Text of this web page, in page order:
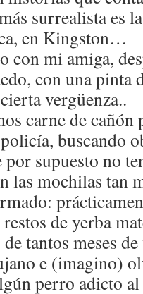
surrealista es
en Kingston…
con mi amiga,
con una pinta
vergüenza..
carne de cañón
buscando
supuesto no
las mochilas tan
de yerba
tantos meses
e (imagino)
perro adicto al